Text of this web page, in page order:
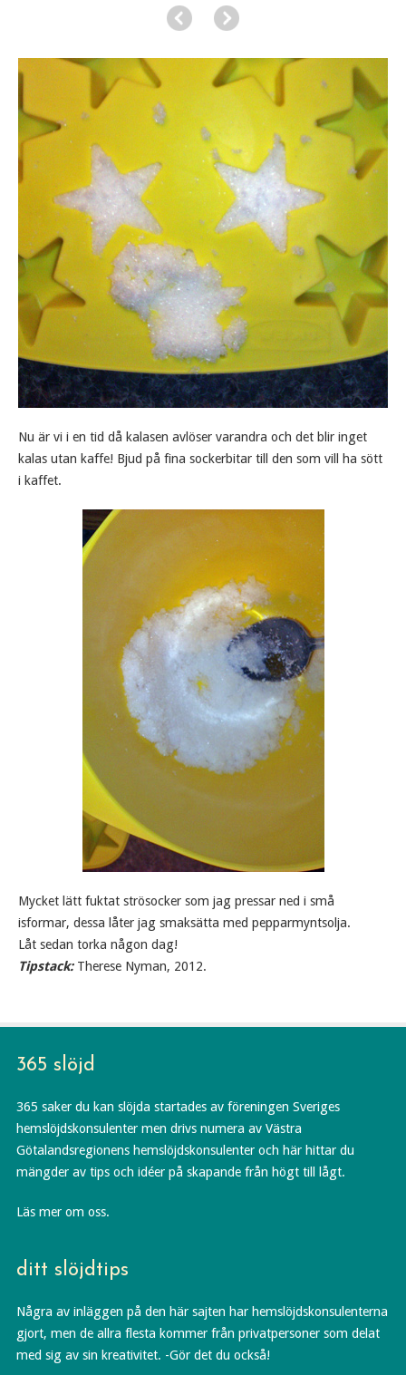
Nu är vi i en tid då kalasen avlöser varandra och det blir inget
kalas utan kaffe! Bjud på fina sockerbitar till den som vill ha sött
i kaffet.
Mycket lätt fuktat strösocker som jag pressar ned i små
isformar, dessa låter jag smaksätta med pepparmyntsolja.
Låt sedan torka någon dag!
Tipstack: Therese Nyman, 2012.
365 slöjd
365 saker du kan slöjda startades av föreningen Sveriges
hemslöjdskonsulenter men drivs numera av Västra
Götalandsregionens hemslöjdskonsulenter och här hittar du
mängder av tips och idéer på skapande från högt till lågt.
Läs mer om oss.
ditt slöjdtips
Några av inläggen på den här sajten har hemslöjdskonsulenterna
gjort, men de allra flesta kommer från privatpersoner som delat
med sig av sin kreativitet. -Gör det du också!